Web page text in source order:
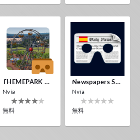
THEMEPARK VR
Nvía
無料
Newspapers Spain VR
Nvía
無料